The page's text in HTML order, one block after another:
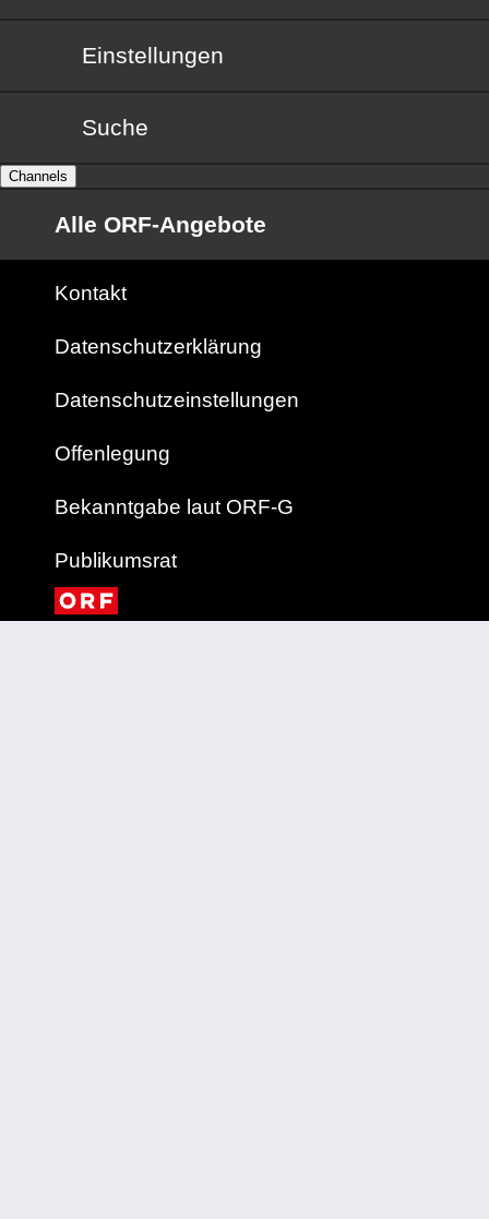
Einstellungen
Suche
Channels
Alle ORF-Angebote
Kontakt
Datenschutzerklärung
Datenschutzeinstellungen
Offenlegung
Bekanntgabe laut ORF-G
Publikumsrat